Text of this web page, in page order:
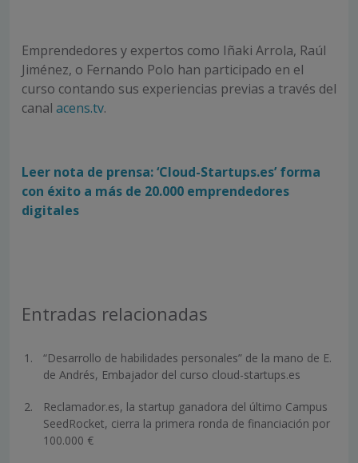
Emprendedores y expertos como Iñaki Arrola, Raúl
Jiménez, o Fernando Polo han participado en el
curso contando sus experiencias previas a través del
canal acens.tv.
Leer nota de prensa: ‘Cloud-Startups.es’ forma
con éxito a más de 20.000 emprendedores
digitales
Entradas relacionadas
“Desarrollo de habilidades personales” de la mano de E.
de Andrés, Embajador del curso cloud-startups.es
Reclamador.es, la startup ganadora del último Campus
SeedRocket, cierra la primera ronda de financiación por
100.000 €